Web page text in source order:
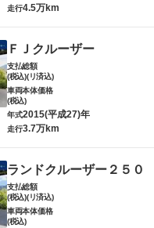
走行4.5万km
ＦＪクルーザー
支払総額
(税込)(リ済込)
車両本体価格
(税込)
年式2015(平成27)年
走行3.7万km
ランドクルーザー２５０
支払総額
(税込)(リ済込)
車両本体価格
(税込)